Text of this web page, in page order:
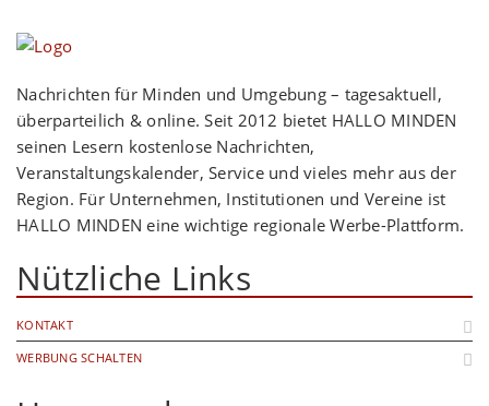
Nachrichten für Minden und Umgebung – tagesaktuell,
überparteilich & online. Seit 2012 bietet HALLO MINDEN
seinen Lesern kostenlose Nachrichten,
Veranstaltungskalender, Service und vieles mehr aus der
Region. Für Unternehmen, Institutionen und Vereine ist
HALLO MINDEN eine wichtige regionale Werbe-Plattform.
Nützliche Links
KONTAKT
WERBUNG SCHALTEN